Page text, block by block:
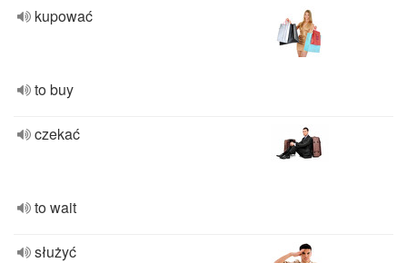
kupować
to buy
czekać
to wait
służyć